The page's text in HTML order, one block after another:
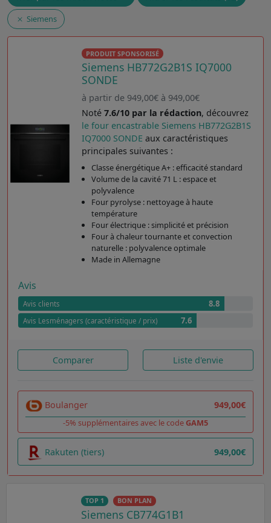
Siemens
PRODUIT SPONSORISÉ
Siemens HB772G2B1S IQ7000
SONDE
à partir de 949,00€ à 949,00€
Noté 7.6/10 par la rédaction, découvrez
le four encastrable Siemens HB772G2B1S
IQ7000 SONDE aux caractéristiques
principales suivantes :
Classe énergétique A+ : efficacité standard
Volume de la cavité 71 L : espace et
polyvalence
Four pyrolyse : nettoyage à haute
température
Four électrique : simplicité et précision
Four à chaleur tournante et convection
naturelle : polyvalence optimale
Made in Allemagne
Avis
Avis clients 8.8
Avis Lesménagers (caractéristique / prix) 7.6
Comparer Liste d'envie
Boulanger 949,00€
-5% supplémentaires avec le code GAM5
Rakuten (tiers) 949,00€
TOP 1 BON PLAN
Siemens CB774G1B1